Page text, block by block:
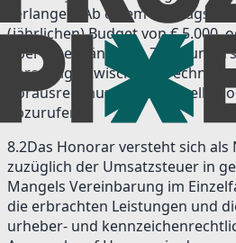
verlangen. Ab einem
(jährlichen) Budget von € 5.000,
über einen längeren Zeitraum
berechtigt,
Vorausrechnungen zu erstellen
abzurufen.
8.2Das Honorar versteht sich
zuzüglich der Umsatzsteuer in
Mangels Vereinbarung im
die erbrachten Leistungen und
urheber- und